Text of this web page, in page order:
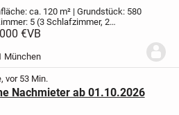
ca. 120 m² | Grundstück: 580
5 (3 Schlafzimmer, 2
| Baujahr: 1970er
aus den 1970er
bietet auf...
€VB
München
vor 53 Min.
Nachmieter ab 01.10.2026